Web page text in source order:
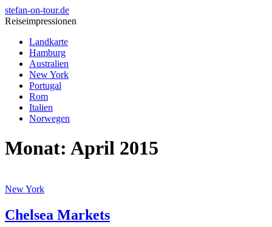
stefan-on-tour.de
Reiseimpressionen
Landkarte
Hamburg
Australien
New York
Portugal
Rom
Italien
Norwegen
Monat: April 2015
New York
Chelsea Markets